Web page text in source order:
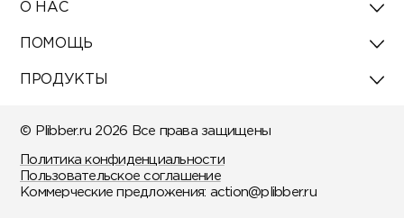
О НАС
ПОМОЩЬ
ПРОДУКТЫ
© Plibber.ru 2026 Все права защищены
Политика конфиденциальности
Пользовательское соглашение
Коммерческие предложения: action@plibber.ru